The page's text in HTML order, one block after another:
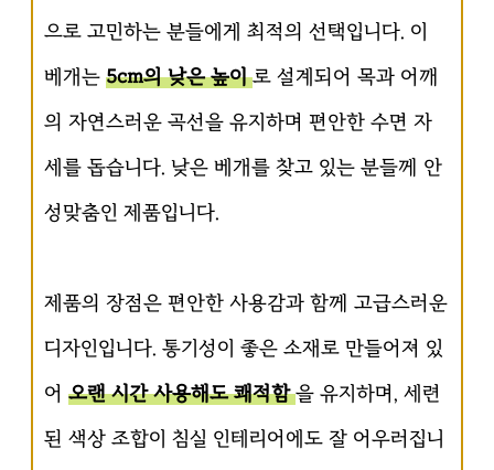
으로 고민하는 분들에게 최적의 선택입니다. 이
베개는 5cm의 낮은 높이로 설계되어 목과 어깨
의 자연스러운 곡선을 유지하며 편안한 수면 자
세를 돕습니다. 낮은 베개를 찾고 있는 분들께 안
성맞춤인 제품입니다.
제품의 장점은 편안한 사용감과 함께 고급스러운
디자인입니다. 통기성이 좋은 소재로 만들어져 있
어 오랜 시간 사용해도 쾌적함을 유지하며, 세련
된 색상 조합이 침실 인테리어에도 잘 어우러집니